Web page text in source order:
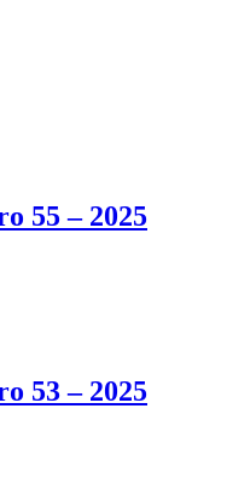
55 – 2025
53 – 2025